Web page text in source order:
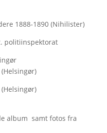
1888-1890 (Nihilister)
politiinspektorat
album samt fotos fra